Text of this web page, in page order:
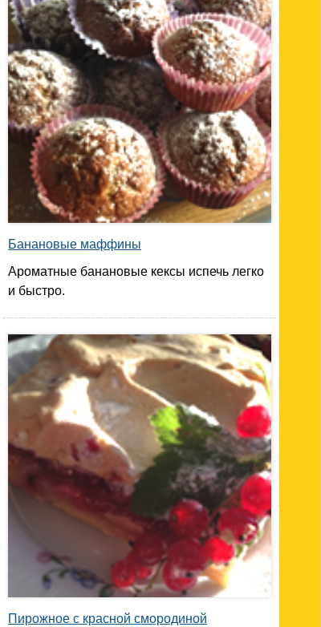
Банановые маффины
Ароматные банановые кексы испечь легко
и быстро.
Пирожное с красной смородиной